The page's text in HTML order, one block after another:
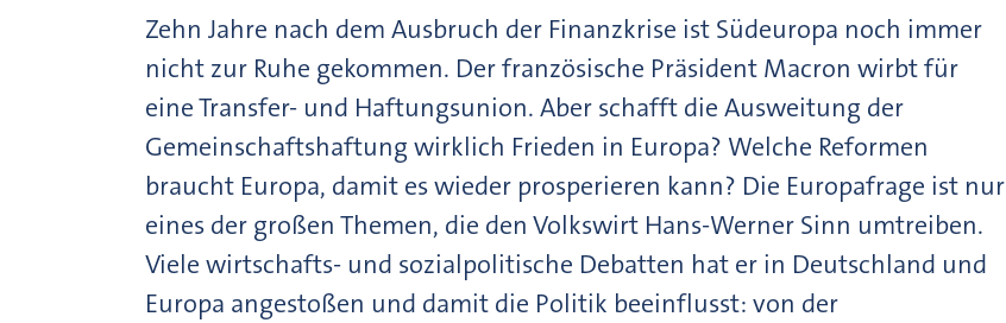
Zehn Jahre nach dem Ausbruch der Finanzkrise ist Südeuropa noch immer
nicht zur Ruhe gekommen. Der französische Präsident Macron wirbt für
eine Transfer- und Haftungsunion. Aber schafft die Ausweitung der
Gemeinschaftshaftung wirklich Frieden in Europa? Welche Reformen
braucht Europa, damit es wieder prosperieren kann? Die Europafrage ist nur
eines der großen Themen, die den Volkswirt Hans-Werner Sinn umtreiben.
Viele wirtschafts- und sozialpolitische Debatten hat er in Deutschland und
Europa angestoßen und damit die Politik beeinflusst: von der